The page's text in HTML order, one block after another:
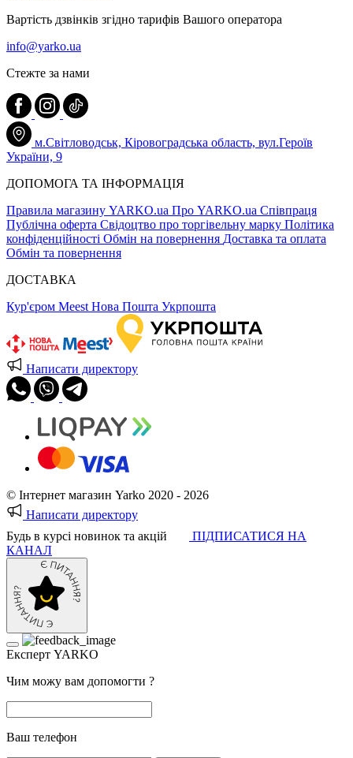
Вартість дзвінків згідно тарифів Вашого оператора
info@yarko.ua
Стежте за нами
м.Світловодськ, Кіровоградська область, вул.Героїв
України, 9
ДОПОМОГА ТА ІНФОРМАЦІЯ
Правила магазину YARKO.ua Про YARKO.ua Співпраця
Публічна оферта Свідоцтво про торгівельну марку Політика
конфіденційності Обмін на повернення Доставка та оплата
Обмін та повернення
ДОСТАВКА
Кур'єром Meest Нова Пошта Укрпошта
Написати директору
© Інтернет магазин Yarko 2020 - 2026
Написати директору
Будь в курсі новинок та акцій
ПІДПИСАТИСЯ НА
КАНАЛ
Експерт YARKO
Чим можу вам допомогти ?
Ваш телефон